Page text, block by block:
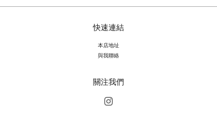
快速連結
本店地址
與我聯絡
關注我們